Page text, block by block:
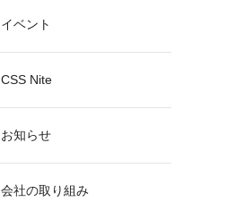
イベント
CSS Nite
お知らせ
会社の取り組み